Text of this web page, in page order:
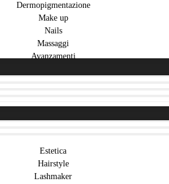
Dermopigmentazione
Make up
Nails
Massaggi
Avanzamenti
Estetica
Hairstyle
Lashmaker